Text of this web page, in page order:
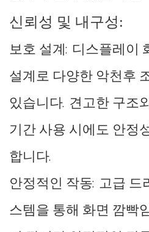
신뢰성 및 내구성:
보호 설계: 디스플레이
설계로 다양한 악천후
있습니다. 견고한 구조
기간 사용 시에도 안정
합니다.
안정적인 작동: 고급 드
스템을 통해 화면 깜빡